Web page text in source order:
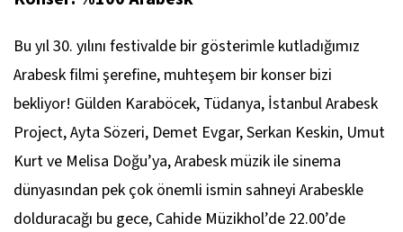
Bu yıl 30. yılını festivalde bir gösterimle kutladığımız
Arabesk filmi şerefine, muhteşem bir konser bizi
bekliyor! Gülden Karaböcek, Tüdanya, İstanbul Arabesk
Project, Ayta Sözeri, Demet Evgar, Serkan Keskin, Umut
Kurt ve Melisa Doğu’ya, Arabesk müzik ile sinema
dünyasından pek çok önemli ismin sahneyi Arabeskle
dolduracağı bu gece, Cahide Müzikhol’de 22.00’de